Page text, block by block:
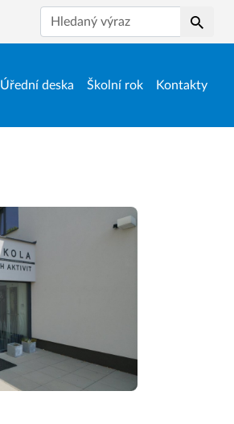
Úřední deska Školní rok Kontakty
Hledat